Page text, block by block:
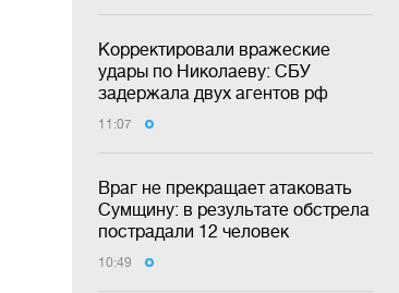
Корректировали вражеские
удары по Николаеву: СБУ
задержала двух агентов рф
11:07
Враг не прекращает атаковать
Сумщину: в результате обстрела
пострадали 12 человек
10:49